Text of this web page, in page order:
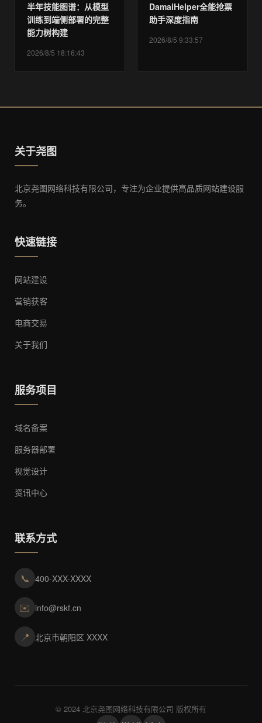
半年技能图谱：从模型
训练到端侧部署的完整
能力树构建
2026/8/5 18:16:43
DamaiHelper全能抢票
助手深度指南
2026/8/5 9:33:57
关于尧图
北京尧图网络科技有限公司，专注为企业提供高品质网站建设服
务。
快速链接
网站建设
营销获客
电商交易
关于我们
服务项目
域名备案
服务器部署
视觉设计
资讯中心
联系方式
📞 400-XXX-XXXX
✉️ info@rskf.cn
📍 北京市朝阳区 XXXX
© 2024 北京尧图网络科技有限公司 版权所有